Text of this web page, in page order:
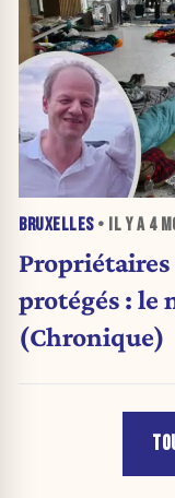
BRUXELLES• IL Y A 4
protégés : le
(Chronique)